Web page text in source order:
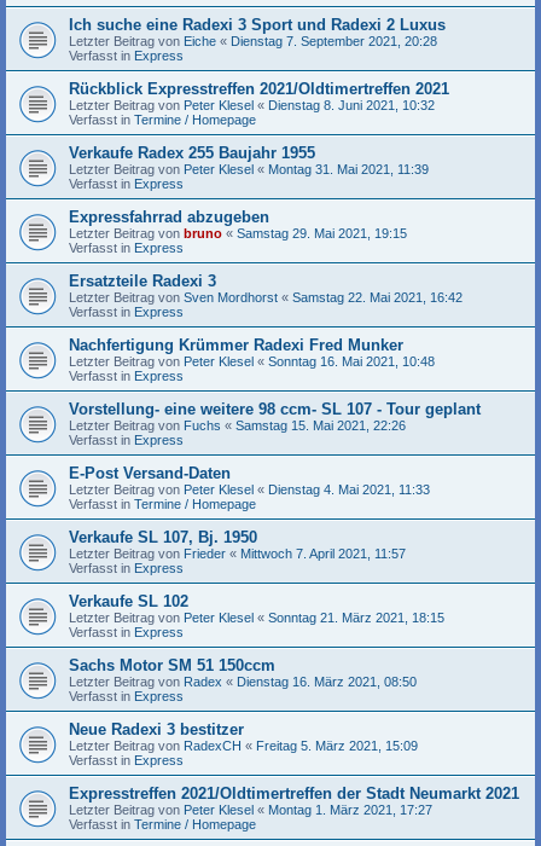
Ich suche eine Radexi 3 Sport und Radexi 2 Luxus
Letzter Beitrag von Eiche « Dienstag 7. September 2021, 20:28
Verfasst in Express
Rückblick Expresstreffen 2021/Oldtimertreffen 2021
Letzter Beitrag von Peter Klesel « Dienstag 8. Juni 2021, 10:32
Verfasst in Termine / Homepage
Verkaufe Radex 255 Baujahr 1955
Letzter Beitrag von Peter Klesel « Montag 31. Mai 2021, 11:39
Verfasst in Express
Expressfahrrad abzugeben
Letzter Beitrag von bruno « Samstag 29. Mai 2021, 19:15
Verfasst in Express
Ersatzteile Radexi 3
Letzter Beitrag von Sven Mordhorst « Samstag 22. Mai 2021, 16:42
Verfasst in Express
Nachfertigung Krümmer Radexi Fred Munker
Letzter Beitrag von Peter Klesel « Sonntag 16. Mai 2021, 10:48
Verfasst in Express
Vorstellung- eine weitere 98 ccm- SL 107 - Tour geplant
Letzter Beitrag von Fuchs « Samstag 15. Mai 2021, 22:26
Verfasst in Express
E-Post Versand-Daten
Letzter Beitrag von Peter Klesel « Dienstag 4. Mai 2021, 11:33
Verfasst in Termine / Homepage
Verkaufe SL 107, Bj. 1950
Letzter Beitrag von Frieder « Mittwoch 7. April 2021, 11:57
Verfasst in Express
Verkaufe SL 102
Letzter Beitrag von Peter Klesel « Sonntag 21. März 2021, 18:15
Verfasst in Express
Sachs Motor SM 51 150ccm
Letzter Beitrag von Radex « Dienstag 16. März 2021, 08:50
Verfasst in Express
Neue Radexi 3 bestitzer
Letzter Beitrag von RadexCH « Freitag 5. März 2021, 15:09
Verfasst in Express
Expresstreffen 2021/Oldtimertreffen der Stadt Neumarkt 2021
Letzter Beitrag von Peter Klesel « Montag 1. März 2021, 17:27
Verfasst in Termine / Homepage